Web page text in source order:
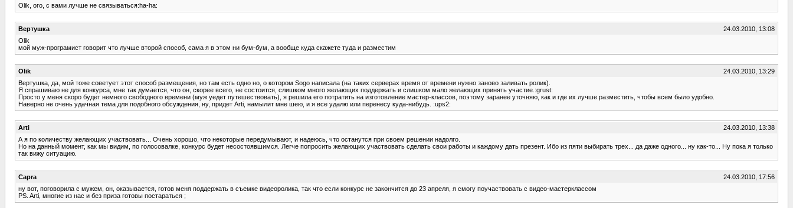
Olik, ого, с вами лучше не связываться:ha-ha:
Вертушка
24.03.2010, 13:08
Olik
мой муж-програмист говорит что лучше второй способ, сама я в этом ни бум-бум, а вообще куда скажете туда и разместим
Olik
24.03.2010, 13:29
Вертушка, да, мой тоже советует этот способ размещения, но там есть одно но, о котором Sogo написала (на таких серверах время от времени нужно заново заливать ролик).
Я спрашиваю не для конкурса, мне так думается, что он, скорее всего, не состоится, слишком много желающих поддержать и слишком мало желающих принять участие.:grust:
Просто у меня скоро будет немного свободного времени (муж уедет путешествовать), я решила его потратить на изготовление мастер-классов, поэтому заранее уточняю, как и где их лучше разместить, чтобы всем было удобно.
Наверно не очень удачная тема для подобного обсуждения, ну, придет Arti, намылит мне шею, и я все удалю или перенесу куда-нибудь. :ups2:
Arti
24.03.2010, 13:38
А я по количеству желающих участвовать... Очень хорошо, что некоторые передумывают, и надеюсь, что останутся при своем решении надолго.
Но на данный момент, как мы видим, по голосовалке, конкурс будет несостоявшимся. Легче попросить желающих участвовать сделать свои работы и каждому дать презент. Ибо из пяти выбирать трех... да даже одного... ну как-то... Ну пока я только
так вижу ситуацию.
Capra
24.03.2010, 17:56
ну вот, поговорила с мужем, он, оказывается, готов меня поддержать в съемке видеоролика, так что если конкурс не закончится до 23 апреля, я смогу поучаствовать с видео-мастерклассом
PS. Arti, многие из нас и без приза готовы постараться ;